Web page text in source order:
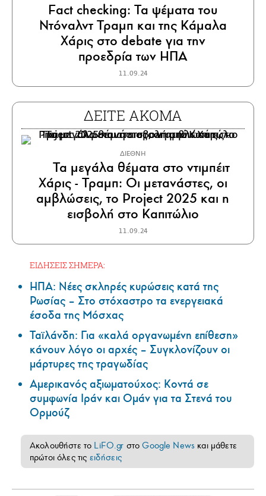
Fact checking: Τα ψέματα του
Ντόναλντ Τραμπ και της Κάμαλα
Χάρις στο debate για την
προεδρία των ΗΠΑ
11.09.24
ΔΕΙΤΕ ΑΚΟΜΑ
ΔΙΕΘΝΗ
Τα μεγάλα θέματα στο ντιμπέιτ
Χάρις - Τραμπ: Οι μετανάστες, οι
αμβλώσεις, το Project 2025 και η
εισβολή στο Καπιτώλιο
11.09.24
ΕΙΔΗΣΕΙΣ ΣΗΜΕΡΑ:
ΗΠΑ: Nέες σκληρές κυρώσεις κατά της
Ρωσίας – Στο στόχαστρο τα ενεργειακά
έσοδα της Μόσχας
Ταϊλάνδη: Για «καλά οργανωμένη επίθεση»
κάνουν λόγο οι αρχές – Συγκλονίζουν οι
μάρτυρες της τραγωδίας
Αμερικανός αξιωματούχος: Κοντά σε
συμφωνία Ιράν και Ομάν για τα Στενά του
Ορμούζ
Ακολουθήστε το LiFO.gr στοGoogle News και μάθετε
πρώτοι όλες τις ειδήσεις